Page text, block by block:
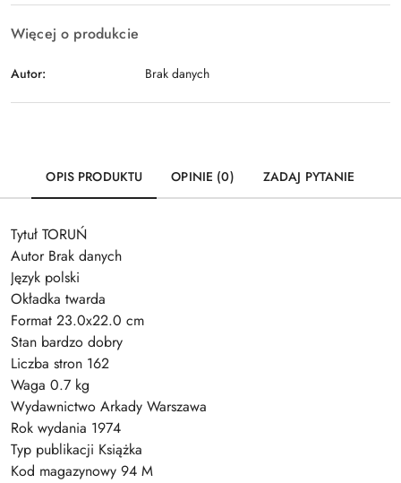
Więcej o produkcie
Autor: Brak danych
OPIS PRODUKTU OPINIE (0) ZADAJ PYTANIE
Tytuł TORUŃ
Autor Brak danych
Język polski
Okładka twarda
Format 23.0x22.0 cm
Stan bardzo dobry
Liczba stron 162
Waga 0.7 kg
Wydawnictwo Arkady Warszawa
Rok wydania 1974
Typ publikacji Książka
Kod magazynowy 94 M